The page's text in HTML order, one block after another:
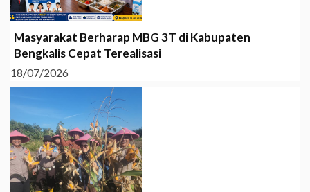
Masyarakat Berharap MBG 3T di Kabupaten
Bengkalis Cepat Terealisasi
18/07/2026